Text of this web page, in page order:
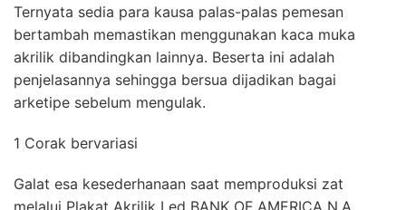
Ternyata sedia para kausa palas-palas pemesan
bertambah memastikan menggunakan kaca muka
akrilik dibandingkan lainnya. Beserta ini adalah
penjelasannya sehingga bersua dijadikan bagai
arketipe sebelum mengulak.
1 Corak bervariasi
Galat esa kesederhanaan saat memproduksi zat
melalui Plakat Akrilik Led BANK OF AMERICA N.A